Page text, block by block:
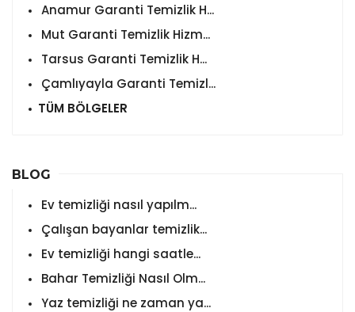
Anamur Garanti Temizlik H...
Mut Garanti Temizlik Hizm...
Tarsus Garanti Temizlik H...
Çamlıyayla Garanti Temizl...
TÜM BÖLGELER
BLOG
Ev temizliği nasıl yapılm...
Çalışan bayanlar temizlik...
Ev temizliği hangi saatle...
Bahar Temizliği Nasıl Olm...
Yaz temizliği ne zaman ya...